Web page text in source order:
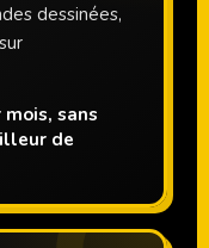
dessinées,
sans
de